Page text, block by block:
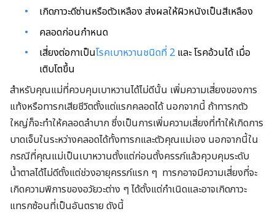
เกิดภาวะดีซ่านหรือตัวเหลือง ส่งผลให้ผิวหนังเป็นสีเหลือง
คลอดก่อนกำหนด
เสี่ยงต่อกาเป็นโรคเบาหวานชนิดที่ 2 และ โรคอ้วนได้ เมื่อ
เติบโตขึ้น
สำหรับคุณแม่ที่ควบคุมเบาหวานได้ไม่ดีนั้น เพิ่มความเสี่ยงของการ
แท้งหรือทารกเสียชีวิตตั้งแต่แรกคลอดได้ นอกจากนี้ ถ้าทารกตัว
ใหญ่ก็จะทำให้คลอดลำบาก ซึ่งเป็นการเพิ่มความเสี่ยงที่ทำให้เกิดการ
บาดเจ็บในระหว่างคลอดได้ทั้งทารกและตัวคุณแม่เอง นอกจากนี้ใน
กรณีที่คุณแม่เป็นเบาหวานตั้งแต่ก่อนตั้งครรภ์แล้วคุวบคุมระดับ
น้ำตาลได้ไม่ดีตั้งแต่ช่วงอายุครรภ์แรก ๆ ทารกอาจมีความเสี่ยงที่จะ
เกิดความพิการของอวัยวะต่าง ๆ ได้ตั้งแต่กำเนิดและอาจเกิดภาวะ
แทรกซ้อนที่เป็นอันตราย ดังนี้